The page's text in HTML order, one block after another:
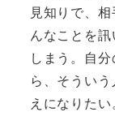
見知りで、
んなことを
しまう。自
ら、そうい
えになりたい